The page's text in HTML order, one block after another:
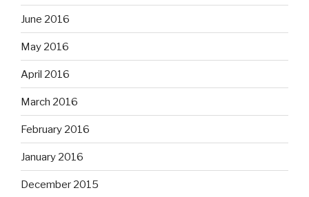
June 2016
May 2016
April 2016
March 2016
February 2016
January 2016
December 2015